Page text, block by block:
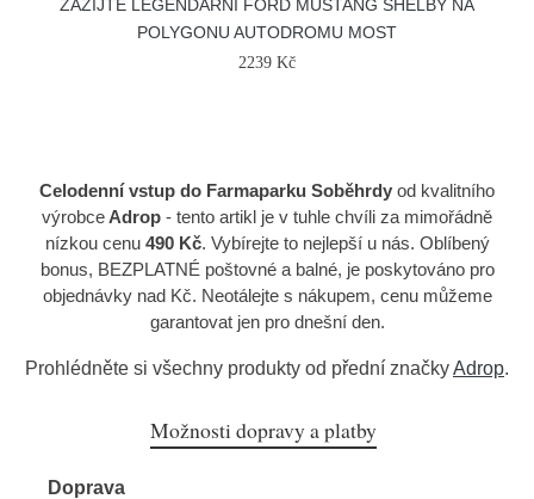
ZAŽIJTE LEGENDÁRNÍ FORD MUSTANG SHELBY NA
POLYGONU AUTODROMU MOST
2239 Kč
Celodenní vstup do Farmaparku Soběhrdy od kvalitního
výrobce Adrop - tento artikl je v tuhle chvíli za mimořádně
nízkou cenu 490 Kč. Vybírejte to nejlepší u nás. Oblíbený
bonus, BEZPLATNÉ poštovné a balné, je poskytováno pro
objednávky nad Kč. Neotálejte s nákupem, cenu můžeme
garantovat jen pro dnešní den.
Prohlédněte si všechny produkty od přední značkyAdrop.
Možnosti dopravy a platby
Doprava